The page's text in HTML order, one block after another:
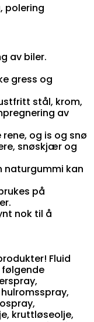
polering
av biler.
gress og
stål, krom,
av
og is og snø
snøskjær og
naturgummi kan
på
nok til å
Fluid
følgende
kruttløseolje,